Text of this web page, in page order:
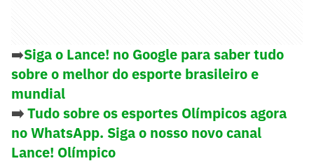
➡️Siga o Lance! no Google para saber tudo
sobre o melhor do esporte brasileiro e
mundial
➡️Tudo sobre os esportes Olímpicos agora
no WhatsApp. Siga o nosso novo canal
Lance! Olímpico